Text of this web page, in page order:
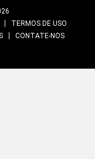
TERMOS DE USO
CONTATE-NOS